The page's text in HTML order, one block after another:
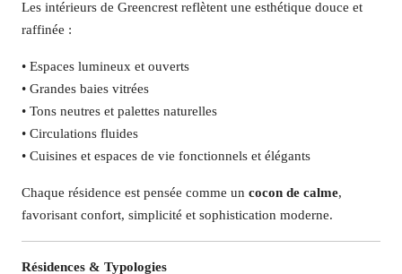
Les intérieurs de Greencrest reflètent une esthétique douce et
raffinée :
• Espaces lumineux et ouverts
• Grandes baies vitrées
• Tons neutres et palettes naturelles
• Circulations fluides
• Cuisines et espaces de vie fonctionnels et élégants
Chaque résidence est pensée comme un cocon de calme,
favorisant confort, simplicité et sophistication moderne.
Résidences & Typologies